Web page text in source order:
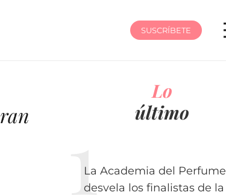
SUSCRÍBETE
Lo
último
La Academia del Perfume
desvela los finalistas de la